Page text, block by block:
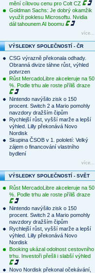
mění cílovou cenu pro Colt CZ
Goldman Sachs: Je dobrý okamžik
využít poklesu Microsoftu. Nvidia
dál tahounem AI boomu
více...
VÝSLEDKY SPOLEČNOSTÍ - ČR
CSG výrazně překonala odhady.
Obranná divize táhne růst, výhled
potvrzen
Růst MercadoLibre akceleruje na 50
%. Podle trhu ale roste příliš draze
Nintendo navýšilo zisk o 150
procent. Switch 2 a Mario pomohly
navzdory dražším čipům
Rychlejší růst, vyšší marže a lepší
výhled. Lilly překonává Novo
Nordisk
Skupina ČSOB v 1. pololetí: Velký
zájem o financování vlastního
bydlení
více...
VÝSLEDKY SPOLEČNOSTÍ - SVĚT
Růst MercadoLibre akceleruje na 50
%. Podle trhu ale roste příliš draze
Nintendo navýšilo zisk o 150
procent. Switch 2 a Mario pomohly
navzdory dražším čipům
Rychlejší růst, vyšší marže a lepší
výhled. Lilly překonává Novo
Nordisk
Booking ukázal odolnost cestovního
trhu. Investoři přešli i slabší výhled
Novo Nordisk překonal očekávání,